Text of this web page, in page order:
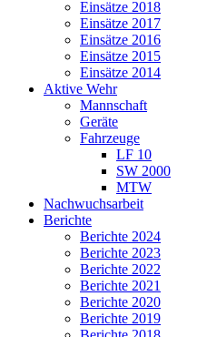
Einsätze 2018
Einsätze 2017
Einsätze 2016
Einsätze 2015
Einsätze 2014
Aktive Wehr
Mannschaft
Geräte
Fahrzeuge
LF 10
SW 2000
MTW
Nachwuchsarbeit
Berichte
Berichte 2024
Berichte 2023
Berichte 2022
Berichte 2021
Berichte 2020
Berichte 2019